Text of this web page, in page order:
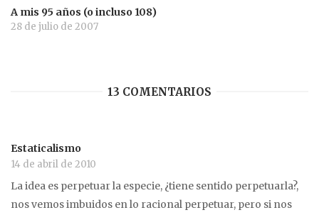
A mis 95 años (o incluso 108)
28 de julio de 2007
13 COMENTARIOS
Estaticalismo
14 de abril de 2010
La idea es perpetuar la especie, ¿tiene sentido perpetuarla?,
nos vemos imbuidos en lo racional perpetuar, pero si nos